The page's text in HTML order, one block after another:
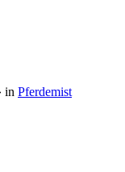
in Pferdemist